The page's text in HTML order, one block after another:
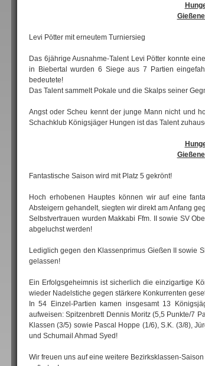
Levi Pötter mit erneutem Turniersieg
Das 6jährige Ausnahme-Talent Levi Pötter konnte
in Biebertal wurden 6 Siege aus 7 Partien
bedeutete!
Das Talent sammelt Pokale und die Skalps seiner
Angst oder Scheu kennt der junge Mann nicht und
Schachklub Königsjäger Hungen ist das Talent
Fantastische Saison wird mit Platz 5 gekrönt!
Hoch erhobenen Hauptes können wir auf eine
Absteigern gehandelt, siegten wir direkt am Anfang
Selbstvertrauen wurden Makkabi Ffm. II sowie SV
abgeluchst werden!
Lediglich gegen den Klassenprimus Gießen II sowie
gelassen!
Ein Erfolgsgeheimnis ist sicherlich die einzigartige
wieder Nadelstiche gegen stärkere Konkurrenten
In 54 Einzel-Partien kamen insgesamt 13
aufweisen: Spitzenbrett Dennis Moritz (5,5 Punkte/7
Klassen (3/5) sowie Pascal Hoppe (1/6), S.K. (3/8),
und Schumail Ahmad Syed!
Wir freuen uns auf eine weitere Bezirksklassen-